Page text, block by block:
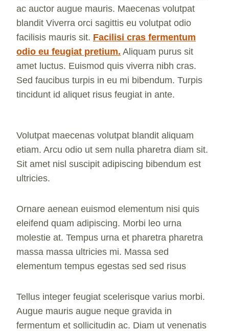
ac auctor augue mauris. Maecenas volutpat
blandit Viverra orci sagittis eu volutpat odio
facilisis mauris sit. Facilisi cras fermentum
odio eu feugiat pretium. Aliquam purus sit
amet luctus. Euismod quis viverra nibh cras.
Sed faucibus turpis in eu mi bibendum. Turpis
tincidunt id aliquet risus feugiat in ante.
Volutpat maecenas volutpat blandit aliquam
etiam. Arcu odio ut sem nulla pharetra diam sit.
Sit amet nisl suscipit adipiscing bibendum est
ultricies.
Ornare aenean euismod elementum nisi quis
eleifend quam adipiscing. Morbi leo urna
molestie at. Tempus urna et pharetra pharetra
massa massa ultricies mi. Massa sed
elementum tempus egestas sed sed risus
Tellus integer feugiat scelerisque varius morbi.
Augue mauris augue neque gravida in
fermentum et sollicitudin ac. Diam ut venenatis